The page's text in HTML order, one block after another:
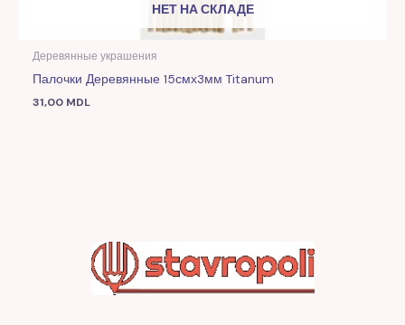
НЕТ НА СКЛАДЕ
Деревянные украшения
Палочки Деревянные 15смх3мм Titanum
31,00 MDL